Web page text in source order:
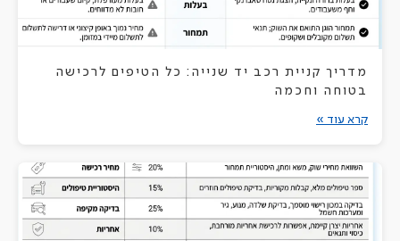
מדריך קניית רכב יד שנייה: כל הטיפים לרכישה
בטוחה וחכמה
קרא עוד »